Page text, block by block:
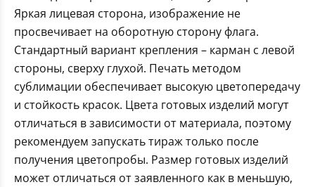
Яркая лицевая сторона, изображение не
просвечивает на оборотную сторону флага.
Стандартный вариант крепления – карман с левой
стороны, сверху глухой. Печать методом
сублимации обеспечивает высокую цветопередачу
и стойкость красок. Цвета готовых изделий могут
отличаться в зависимости от материала, поэтому
рекомендуем запускать тираж только после
получения цветопробы. Размер готовых изделий
может отличаться от заявленного как в меньшую,